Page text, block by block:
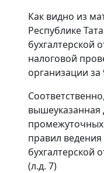
Как видно из
Республике
бухгалтерской
налоговой
организации
промежуточных
правил ведения
бухгалтерской
(л.д. 7)